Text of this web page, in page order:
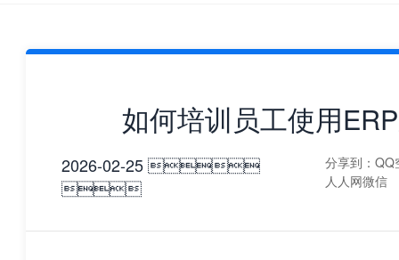
如何培训员工使用
2026-02-25 

分享到： QQ
人人网微信